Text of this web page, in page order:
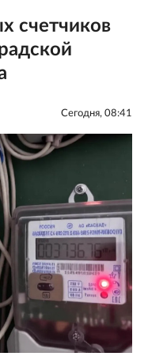
счетчиков
Сегодня, 08:41